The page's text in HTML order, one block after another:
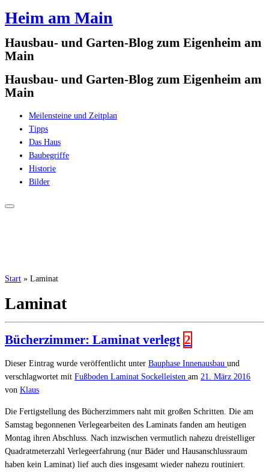
Zum
springen
Heim am Main
Hausbau- und Garten-Blog zum Eigenheim am
Main
Hausbau- und Garten-Blog zum Eigenheim am
Main
Meilensteine und Zeitplan
Tipps
Das Haus
Baubegriffe
Historie
Bilder
Start » Laminat
Laminat
Bücherzimmer: Laminat verlegt 2
Dieser Eintrag wurde veröffentlicht unter Bauphase Innenausbau und
verschlagwortet mit Fußboden Laminat Sockelleisten am 21. März 2016
von Klaus
Die Fertigstellung des Bücherzimmers naht mit großen Schritten. Die am
Samstag begonnenen Verlegearbeiten des Laminats fanden am heutigen
Montag ihren Abschluss. Nach inzwischen vermutlich nahezu dreistelliger
Quadratmeterzahl Verlegeerfahrung (nur Bäder und Hausanschlussraum
haben kein Laminat) lief auch dies insgesamt wieder nahezu routiniert.